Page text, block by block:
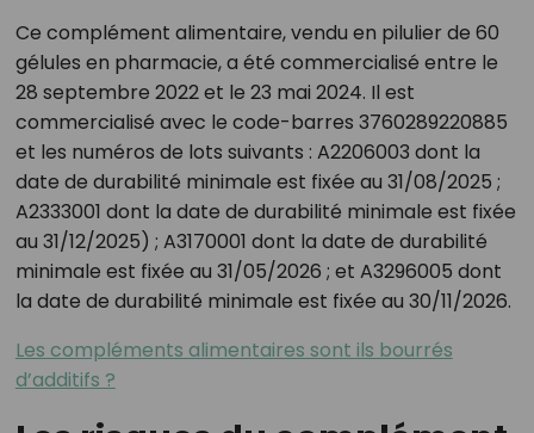
Ce complément alimentaire, vendu en pilulier de 60
gélules en pharmacie, a été commercialisé entre le
28 septembre 2022 et le 23 mai 2024. Il est
commercialisé avec le code-barres 3760289220885
et les numéros de lots suivants : A2206003 dont la
date de durabilité minimale est fixée au 31/08/2025 ;
A2333001 dont la date de durabilité minimale est fixée
au 31/12/2025) ; A3170001 dont la date de durabilité
minimale est fixée au 31/05/2026 ; et A3296005 dont
la date de durabilité minimale est fixée au 30/11/2026.
Les compléments alimentaires sont ils bourrés
d’additifs ?